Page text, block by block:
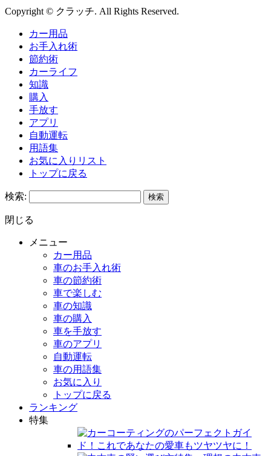
Copyright © クラッチ. All Rights Reserved.
カー用品
お手入れ術
節約術
カーライフ
知識
購入
手放す
アプリ
自動運転
用語集
お気に入りリスト
トップに戻る
検索:
閉じる
メニュー
カー用品
車のお手入れ術
車の節約術
車で楽しむ
車の知識
車の購入
車を手放す
車のアプリ
自動運転
車の用語集
お気に入り
トップに戻る
ランキング
特集